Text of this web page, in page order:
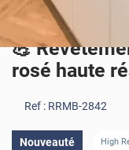
💪
rosé haute
Ref : RRMB-2842
Nouveauté High